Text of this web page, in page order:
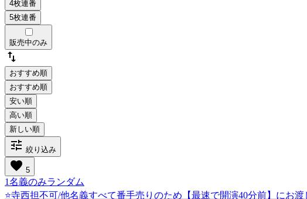
販売中のみ
swap_vert
おすすめ順
tune 絞り込み
favorite 5
1名義のみランダム
⭐️寺西担不可/他名義すべて番手売りのため【最速で開演40分前】にお